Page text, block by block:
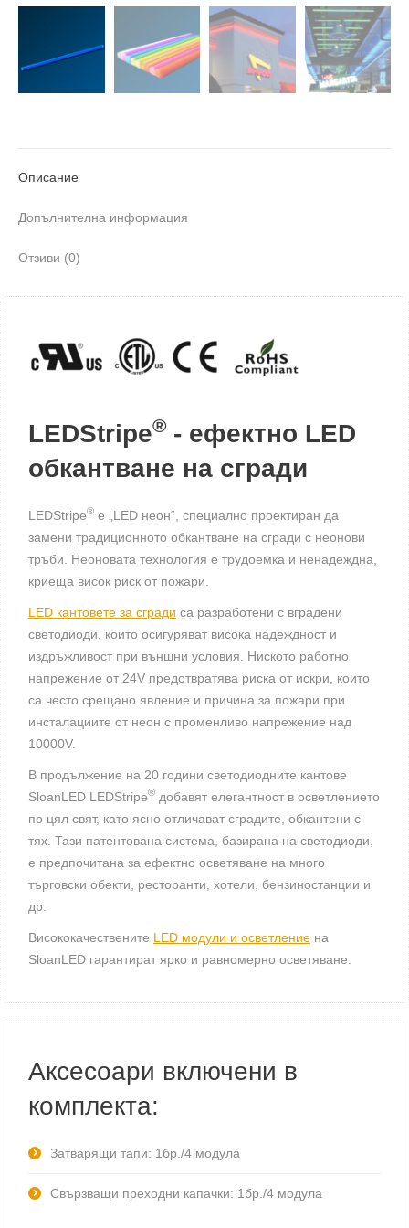
Описание
Допълнителна информация
Отзиви (0)
LEDStripe® - ефектно LED
обкантване на сгради
LEDStripe® е „LED неон“, специално проектиран да
замени традиционното обкантване на сгради с неонови
тръби. Неоновата технология е трудоемка и ненадеждна,
криеща висок риск от пожари.
LED кантовете за сгради са разработени с вградени
светодиоди, които осигуряват висока надеждност и
издръжливост при външни условия. Ниското работно
напрежение от 24V предотвратява риска от искри, които
са често срещанo явление и причина за пожари при
инсталациите от неон с променливо напрежение над
10000V.
В продължение на 20 години светодиодните кантове
SloanLED LEDStripe® добавят елегантност в осветлението
по цял свят, като ясно отличават сградите, обкантени с
тях. Тази патентована система, базирана на светодиоди,
е предпочитана за ефектно осветяване на много
търговски обекти, ресторанти, хотели, бензиностанции и
др.
Висококачествените LED модули и осветление на
SloanLED гарантират ярко и равномерно осветяване.
Аксесоари включени в
комплекта:
Затварящи тапи: 1бр./4 модула
Свързващи преходни капачки: 1бр./4 модула